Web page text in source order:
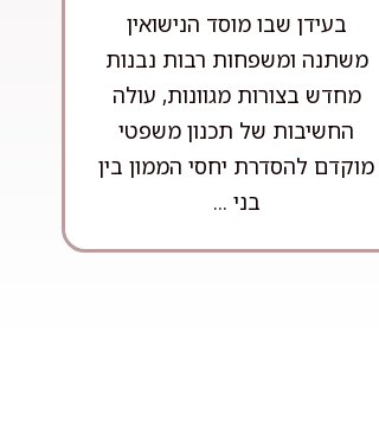
בעידן שבו מוסד הנישואין
משתנה ומשפחות רבות נבנות
מחדש בצורות מגוונות, עולה
החשיבות של תכנון משפטי
מוקדם להסדרת יחסי הממון בין
בני ...